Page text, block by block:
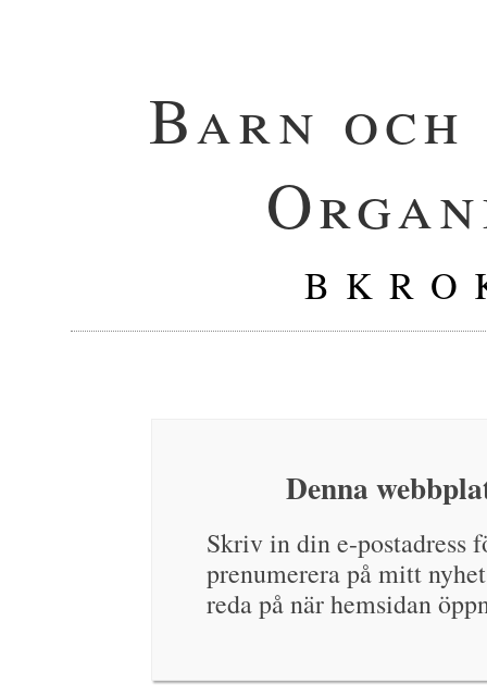
Barn
B K R O
Denna
Skriv in din e-postadress
prenumerera på mitt
reda på när hemsidan